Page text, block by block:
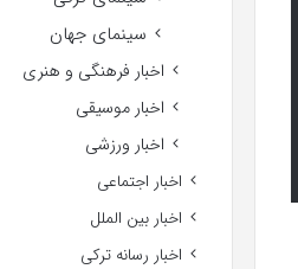
سینمای جهان
اخبار فرهنگی و هنری
اخبار موسیقی
اخبار ورزشی
اخبار اجتماعی
اخبار بین الملل
اخبار رسانه ترکی